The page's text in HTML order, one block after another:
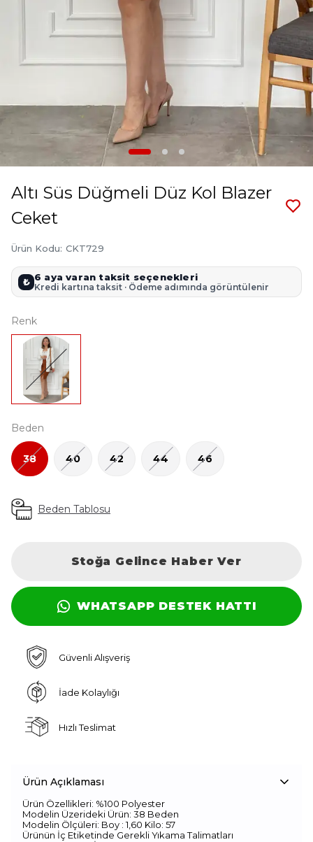
Altı Süs Düğmeli Düz Kol Blazer
Ceket
Ürün Kodu: CKT729
₺ 6 aya varan taksit seçenekleri
Kredi kartına taksit · Ödeme adımında görüntülenir
Renk
Beden
38 40 42 44 46
Beden Tablosu
Stoğa Gelince Haber Ver
WHATSAPP DESTEK HATTI
Güvenli Alışveriş
İade Kolaylığı
Hızlı Teslimat
Ürün Açıklaması
Ürün Özellikleri: %100 Polyester
Modelin Üzerideki Ürün: 38 Beden
Modelin Ölçüleri: Boy : 1,60 Kilo: 57
Ürünün İç Etiketinde Gerekli Yıkama Talimatları